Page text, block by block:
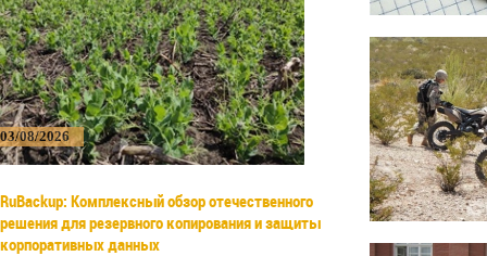
03/08/2026
RuBackup: Комплексный обзор отечественного
решения для резервного копирования и защиты
корпоративных данных